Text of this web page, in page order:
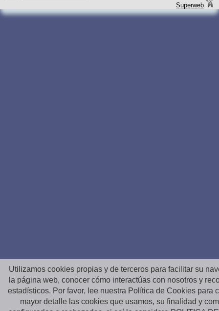
Superweb
Utilizamos cookies propias y de terceros para facilitar su
la página web, conocer cómo interactúas con nosotros y
estadísticos. Por favor, lee nuestra Política de Cookies para
mayor detalle las cookies que usamos, su finalidad y